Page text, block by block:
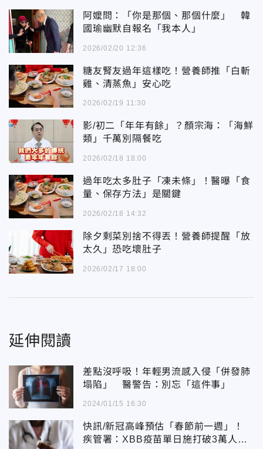
阿嬤問：「你是那個、那個什麼」 韓
國瑜幽默自報名「我本人」
2026/02/20 12:36
糖友腎友過年這樣吃！營養師推「白斬
雞、清蒸魚」安心吃
2026/02/19 11:30
影/初二「年年有餘」？顏宗海：「海鮮
類」千萬別隔餐吃
2026/02/18 18:00
過年吃太多肚子「凍未條」！醫曝「食
量、保存方法」是關鍵
2026/02/18 14:32
除夕剩菜別捨不得丟！營養師提醒「放
太久」恐吃壞肚子
2026/02/17 18:00
延伸閱讀
差點沒呼吸！年輕男流感入侵「併發肺
塌陷」 醫警告：別忘「這件事」
2024/01/15 16:30
快訊/新冠高峰預估「春節前一週」！
疾管署：XBB疫苗單日施打破3萬人創